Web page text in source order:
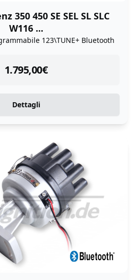
350 450 SE SEL SL SLC
W116 ...
123\TUNE+ Bluetooth
1.795,00€
instock
Dettagli